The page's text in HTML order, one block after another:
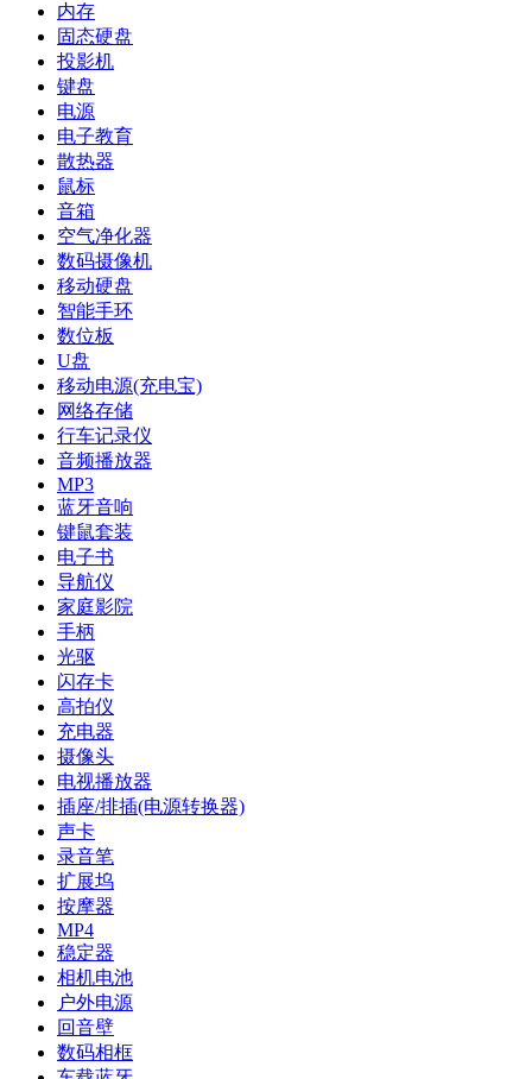
内存
固态硬盘
投影机
键盘
电源
电子教育
散热器
鼠标
音箱
空气净化器
数码摄像机
移动硬盘
智能手环
数位板
U盘
移动电源(充电宝)
网络存储
行车记录仪
音频播放器
MP3
蓝牙音响
键鼠套装
电子书
导航仪
家庭影院
手柄
光驱
闪存卡
高拍仪
充电器
摄像头
电视播放器
插座/排插(电源转换器)
声卡
录音笔
扩展坞
按摩器
MP4
稳定器
相机电池
户外电源
回音壁
数码相框